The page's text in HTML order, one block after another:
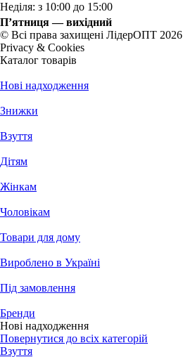
Неділя: з 10:00 до 15:00
П’ятниця — вихідний
© Всі права захищені ЛідерОПТ 2026
Privacy & Cookies
Каталог товарів
Нові надходження
Знижки
Взуття
Дітям
Жінкам
Чоловікам
Товари для дому
Вироблено в Україні
Під замовлення
Бренди
Нові надходження
Повернутися до всіх категорій
Взуття